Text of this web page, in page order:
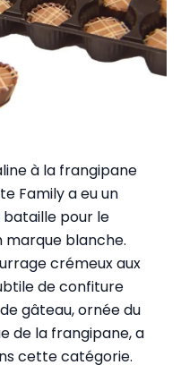
à la frangipane
Family a eu un
pour le
blanche.
crémeux aux
de confiture
gâteau, ornée du
de la frangipane, a
cette catégorie.